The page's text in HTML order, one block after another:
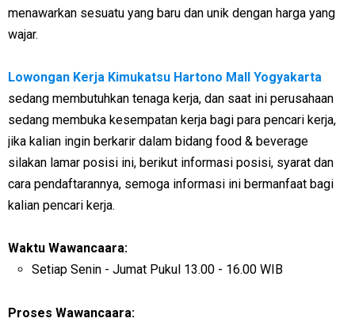
menawarkan sesuatu yang baru dan unik dengan harga yang
wajar.
Lowongan Kerja Kimukatsu Hartono Mall Yogyakarta
sedang membutuhkan tenaga kerja, dan saat ini perusahaan
sedang membuka kesempatan kerja bagi para pencari kerja,
jika kalian ingin berkarir dalam bidang food & beverage
silakan lamar posisi ini, berikut informasi posisi, syarat dan
cara pendaftarannya, semoga informasi ini bermanfaat bagi
kalian pencari kerja.
Waktu Wawancaara:
Setiap Senin - Jumat Pukul 13.00 - 16.00 WIB
Proses Wawancaara: